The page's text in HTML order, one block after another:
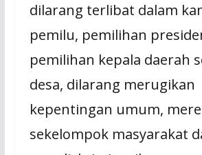
dilarang terlibat dalam
pemilu, pemilihan
pemilihan kepala daerah
desa, dilarang merugikan
kepentingan umum,
sekelompok masyarakat